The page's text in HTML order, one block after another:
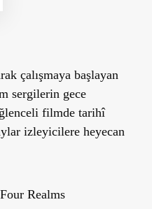
çalışmaya başlayan
sergilerin gece
filmde tarihî
izleyicilere heyecan
Realms